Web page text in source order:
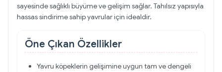
sayesinde sağlıklı büyüme ve gelişim sağlar. Tahılsız yapısıyla
hassas sindirime sahip yavrular için idealdir.
Öne Çıkan Özellikler
Yavru köpeklerin gelişimine uygun tam ve dengeli